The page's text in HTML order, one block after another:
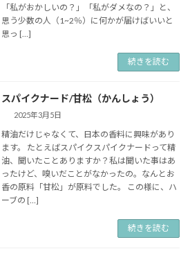
「私がおかしいの？」「私がダメなの？」と、
思う少数の人（1~2％）に何かが届けばいいと
思っ […]
続きを読む
スパイクナード/甘松（かんしょう）
2025年3月5日
精油だけじゃなくて、日本の香料に興味があり
ます。 たとえばスパイクスパイクナードって精
油、聞いたことありますか？私は聞いた事はあ
ったけど、嗅いだことがなかったの。なんとお
香の原料「甘松」が原料でした。 この様に、ハ
ーブの […]
続きを読む